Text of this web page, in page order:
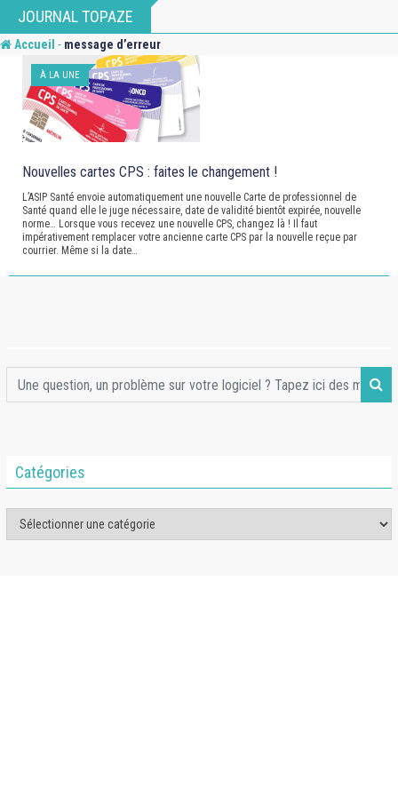
to
content
JOURNAL TOPAZE
Accueil - message d’erreur
À LA UNE
Nouvelles cartes CPS : faites le changement !
L’ASIP Santé envoie automatiquement une nouvelle Carte de professionnel de
Santé quand elle le juge nécessaire, date de validité bientôt expirée, nouvelle
norme… Lorsque vous recevez une nouvelle CPS, changez là ! Il faut
impérativement remplacer votre ancienne carte CPS par la nouvelle reçue par
courrier. Même si la date…
Catégories
Catégories